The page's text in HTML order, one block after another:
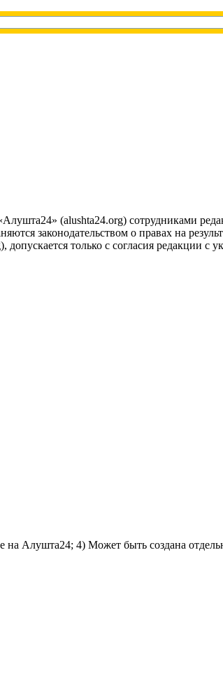
(alushta24.org) сотрудниками
законодательством о правах на
только с согласия редакции с
Алушта24; 4) Может быть создана